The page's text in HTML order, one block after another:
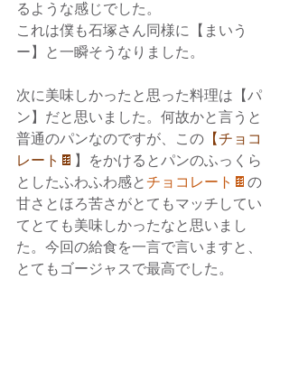
るような感じでした。
これは僕も石塚さん同様に【まいう
ー】と一瞬そうなりました。
次に美味しかったと思った料理は【パ
ン】だと思いました。何故かと言うと
普通のパンなのですが、この 【チョコ
レート🍫 】をかけるとパンのふっくら
としたふわふわ感とチョコレート🍫 の
甘さとほろ苦さがとてもマッチしてい
てとても美味しかったなと思いまし
た。今回の給食を一言で言いますと、
とてもゴージャスで最高でした。